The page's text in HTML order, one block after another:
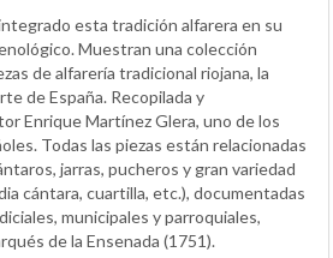
esta tradición alfarera en su
Muestran una colección
de alfarería tradicional riojana, la
de España. Recopilada y
Enrique Martínez Glera, uno de los
Todas las piezas están relacionadas
jarras, pucheros y gran variedad
cántara, cuartilla, etc.), documentadas
municipales y parroquiales,
de la Ensenada (1751).